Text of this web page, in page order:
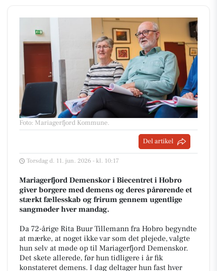
Foto: Mariagerfjord Kommune.
Del artikel
Torsdag d. 11. jun. 2026 - kl. 10:17
Mariagerfjord Demenskor i Biecentret i Hobro
giver borgere med demens og deres pårørende et
stærkt fællesskab og frirum gennem ugentlige
sangmøder hver mandag.
Da 72-årige Rita Buur Tillemann fra Hobro begyndte
at mærke, at noget ikke var som det plejede, valgte
hun selv at møde op til Mariagerfjord Demenskor.
Det skete allerede, før hun tidligere i år fik
konstateret demens. I dag deltager hun fast hver